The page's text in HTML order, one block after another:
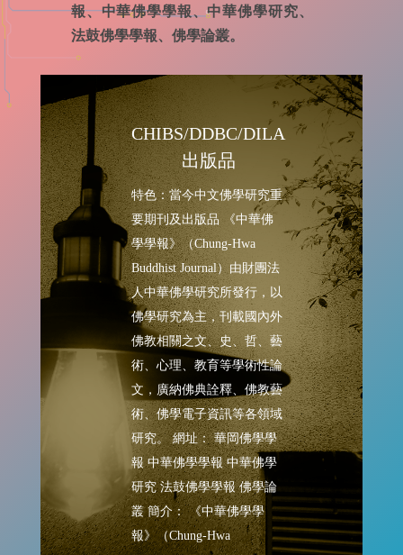
報、中華佛學學報、中華佛學研究、
法鼓佛學學報、佛學論叢。
CHIBS/DDBC/DILA
出版品
特色：當今中文佛學研究重
要期刊及出版品 《中華佛
學學報》（Chung-Hwa
Buddhist Journal）由財團法
人中華佛學研究所發行，以
佛學研究為主，刊載國內外
佛教相關之文、史、哲、藝
術、心理、教育等學術性論
文，廣納佛典詮釋、佛教藝
術、佛學電子資訊等各領域
研究。 網址： 華岡佛學學
報 中華佛學學報 中華佛學
研究 法鼓佛學學報 佛學論
叢 簡介： 《中華佛學學
報》（Chung-Hwa